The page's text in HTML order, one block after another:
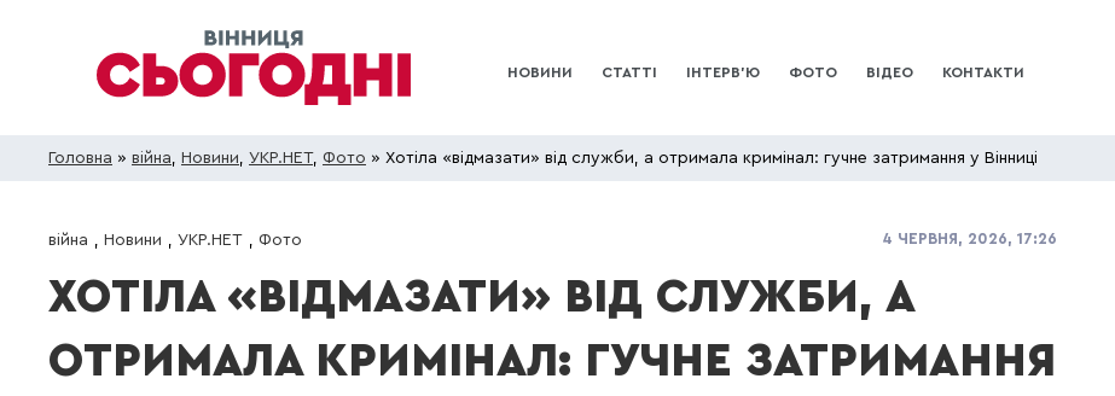
НОВИНИ СТАТТІ ІНТЕРВ’Ю ФОТО ВІДЕО КОНТАКТИ
Головна » війна, Новини, УКР.НЕТ, Фото » Хотіла «відмазати» від служби, а отримала кримінал: гучне затримання у Вінниці
війна , Новини , УКР.НЕТ , Фото 4 ЧЕРВНЯ, 2026, 17:26
ХОТІЛА «ВІДМАЗАТИ» ВІД СЛУЖБИ, А
ОТРИМАЛА КРИМІНАЛ: ГУЧНЕ ЗАТРИМАННЯ